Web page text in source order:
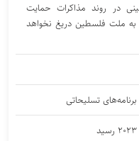
در روند مذاکرات حمایت
ملت فلسطین دریغ نخواهد
تسلیحاتی